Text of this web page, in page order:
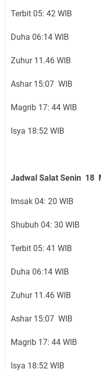
Terbit 05: 42 WIB
Duha 06:14 WIB
Zuhur 11.46 WIB
Ashar 15:07 WIB
Magrib 17: 44 WIB
Isya 18:52 WIB
Jadwal Salat Senin 18
Imsak 04: 20 WIB
Shubuh 04: 30 WIB
Terbit 05: 41 WIB
Duha 06:14 WIB
Zuhur 11.46 WIB
Ashar 15:07 WIB
Magrib 17: 44 WIB
Isya 18:52 WIB